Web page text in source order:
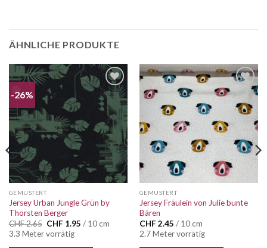
ÄHNLICHE PRODUKTE
-26%
Auf die
Wunschliste
GEMUSTERT
Jersey Urban Jungle Grün by
Thorsten Berger
CHF2.65 Ursprünglicher
Preis
war:
CHF 1.95Aktueller
/ 10 cm
3.3 Meter vorrätig
Auf die
Wunschliste
GEMUSTERT
Jersey Fräulein von Julie bunte
Bären
CHF 2.45 / 10 cm
2.7 Meter vorrätig